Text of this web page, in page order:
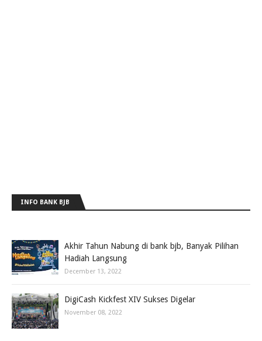
INFO BANK BJB
Akhir Tahun Nabung di bank bjb, Banyak Pilihan
Hadiah Langsung
December 13, 2022
DigiCash Kickfest XIV Sukses Digelar
November 08, 2022